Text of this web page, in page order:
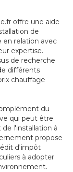
offre une aide
de
en relation avec
expertise.
de recherche
différents
chauffage
du
qui peut être
l'installation à
propose
d'impôt
à adopter